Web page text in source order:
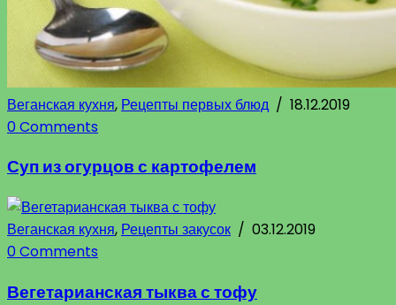
Веганская кухня, Рецепты первых блюд / 18.12.2019
0 Comments
Суп из огурцов с картофелем
Веганская кухня, Рецепты закусок / 03.12.2019
0 Comments
Вегетарианская тыква с тофу